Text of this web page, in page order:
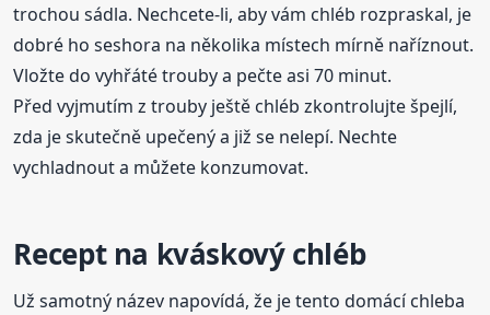
trochou sádla. Nechcete-li, aby vám chléb rozpraskal, je
dobré ho seshora na několika místech mírně naříznout.
Vložte do vyhřáté trouby a pečte asi 70 minut.
Před vyjmutím z trouby ještě chléb zkontrolujte špejlí,
zda je skutečně upečený a již se nelepí. Nechte
vychladnout a můžete konzumovat.
Recept na kváskový chléb
Už samotný název napovídá, že je tento domácí chleba